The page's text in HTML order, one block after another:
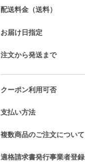
配送料金（送料）
お届け日指定
注文から発送まで
クーポン利用可否
支払い方法
複数商品のご注文について
適格請求書発行事業者登録